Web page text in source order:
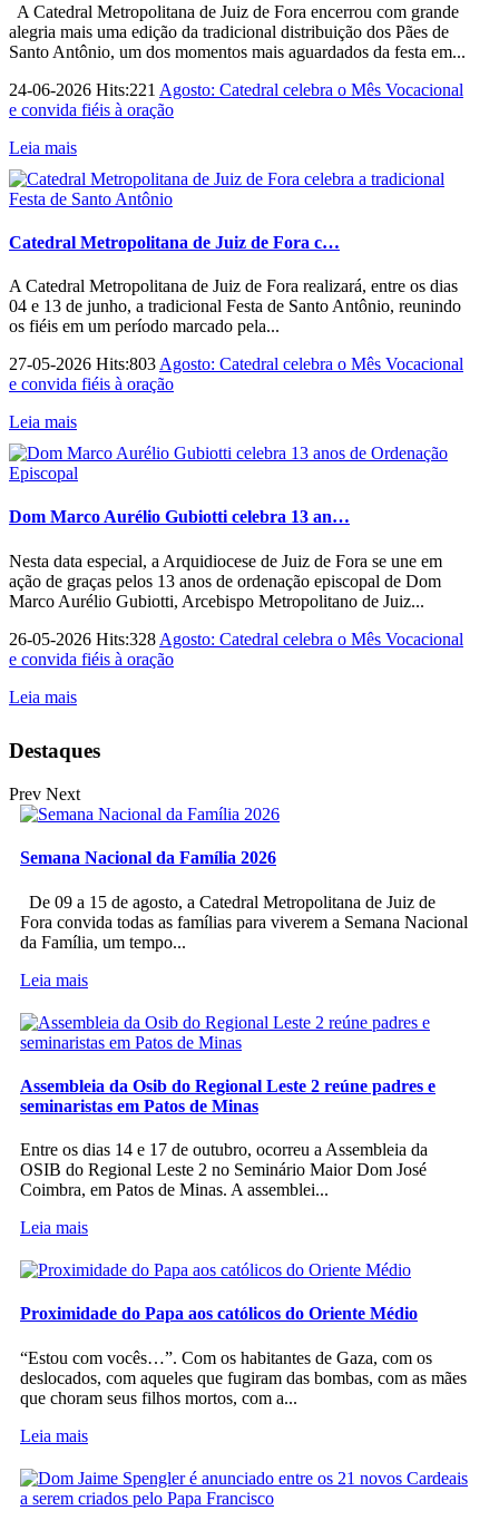
A Catedral Metropolitana de Juiz de Fora encerrou com grande
alegria mais uma edição da tradicional distribuição dos Pães de
Santo Antônio, um dos momentos mais aguardados da festa em...
24-06-2026 Hits:221 Agosto: Catedral celebra o Mês Vocacional
e convida fiéis à oração
Leia mais
Catedral Metropolitana de Juiz de Fora c…
A Catedral Metropolitana de Juiz de Fora realizará, entre os dias
04 e 13 de junho, a tradicional Festa de Santo Antônio, reunindo
os fiéis em um período marcado pela...
27-05-2026 Hits:803 Agosto: Catedral celebra o Mês Vocacional
e convida fiéis à oração
Leia mais
Dom Marco Aurélio Gubiotti celebra 13 an…
Nesta data especial, a Arquidiocese de Juiz de Fora se une em
ação de graças pelos 13 anos de ordenação episcopal de Dom
Marco Aurélio Gubiotti, Arcebispo Metropolitano de Juiz...
26-05-2026 Hits:328 Agosto: Catedral celebra o Mês Vocacional
e convida fiéis à oração
Leia mais
Destaques
Prev Next
Semana Nacional da Família 2026
De 09 a 15 de agosto, a Catedral Metropolitana de Juiz de
Fora convida todas as famílias para viverem a Semana Nacional
da Família, um tempo...
Leia mais
Assembleia da Osib do Regional Leste 2 reúne padres e
seminaristas em Patos de Minas
Entre os dias 14 e 17 de outubro, ocorreu a Assembleia da
OSIB do Regional Leste 2 no Seminário Maior Dom José
Coimbra, em Patos de Minas. A assemblei...
Leia mais
Proximidade do Papa aos católicos do Oriente Médio
“Estou com vocês…”. Com os habitantes de Gaza, com os
deslocados, com aqueles que fugiram das bombas, com as mães
que choram seus filhos mortos, com a...
Leia mais